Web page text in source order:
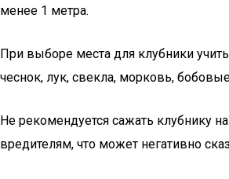
менее 1 метра.
При выборе места для клубники
чеснок, лук, свекла, морковь,
Не рекомендуется сажать клубнику
вредителям, что может негативно